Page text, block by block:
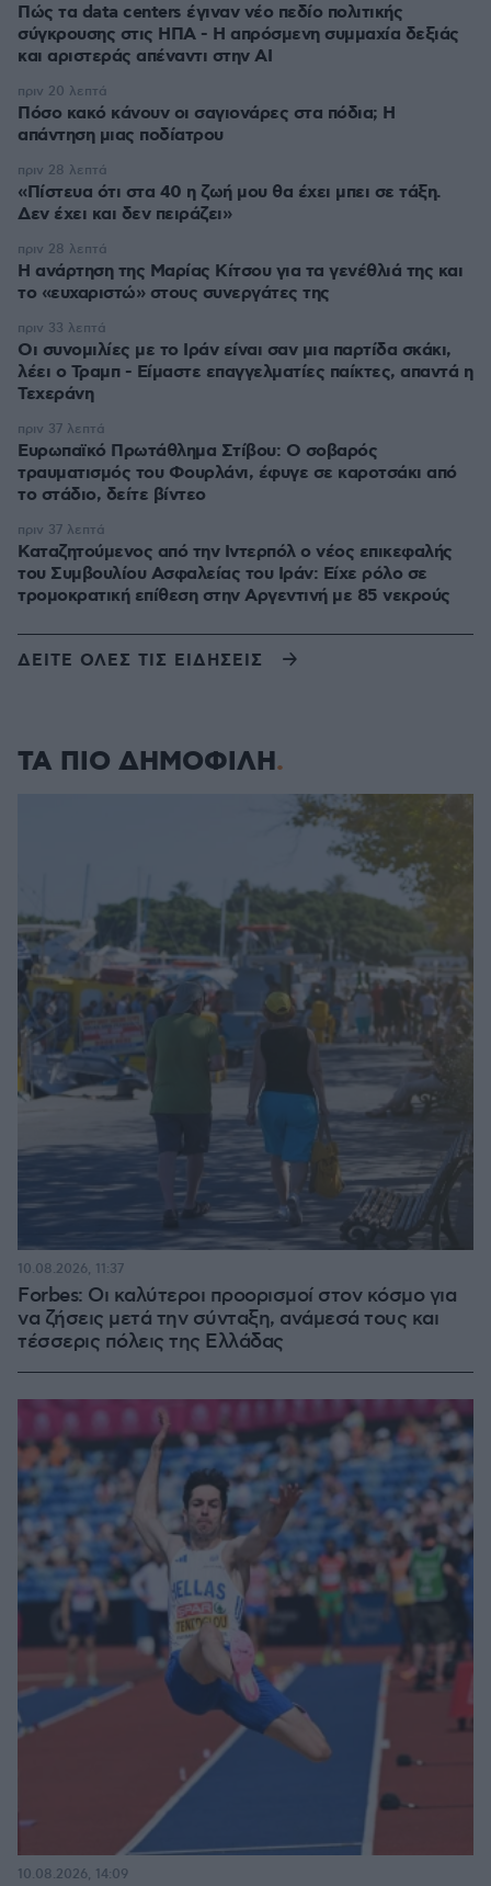
Πώς τα data centers έγιναν νέο πεδίο πολιτικής
σύγκρουσης στις ΗΠΑ - Η απρόσμενη συμμαχία δεξιάς
και αριστεράς απέναντι στην AI
Πόσο κακό κάνουν οι σαγιονάρες στα πόδια; Η
απάντηση μιας ποδίατρου
πριν 20 λεπτά
«Πίστευα ότι στα 40 η ζωή μου θα έχει μπει σε τάξη.
Δεν έχει και δεν πειράζει»
πριν 28 λεπτά
Η ανάρτηση της Μαρίας Κίτσου για τα γενέθλιά της και
το «ευχαριστώ» στους συνεργάτες της
πριν 28 λεπτά
Οι συνομιλίες με το Ιράν είναι σαν μια παρτίδα σκάκι,
λέει ο Τραμπ - Είμαστε επαγγελματίες παίκτες, απαντά η
Τεχεράνη
πριν 33 λεπτά
Ευρωπαϊκό Πρωτάθλημα Στίβου: Ο σοβαρός
τραυματισμός του Φουρλάνι, έφυγε σε καροτσάκι από
το στάδιο, δείτε βίντεο
πριν 37 λεπτά
Καταζητούμενος από την Ιντερπόλ ο νέος επικεφαλής
του Συμβουλίου Ασφαλείας του Ιράν: Είχε ρόλο σε
τρομοκρατική επίθεση στην Αργεντινή με 85 νεκρούς
πριν 37 λεπτά
ΔΕΙΤΕ ΟΛΕΣ ΤΙΣ ΕΙΔΗΣΕΙΣ
ΤΑ ΠΙΟ ΔΗΜΟΦΙΛΗ
Forbes: Οι καλύτεροι προορισμοί στον κόσμο για
να ζήσεις μετά την σύνταξη, ανάμεσά τους και
τέσσερις πόλεις της Ελλάδας
10.08.2026, 11:37
10.08.2026, 14:09